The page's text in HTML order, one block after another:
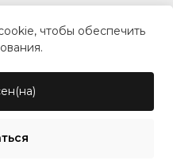
чтобы обеспечить